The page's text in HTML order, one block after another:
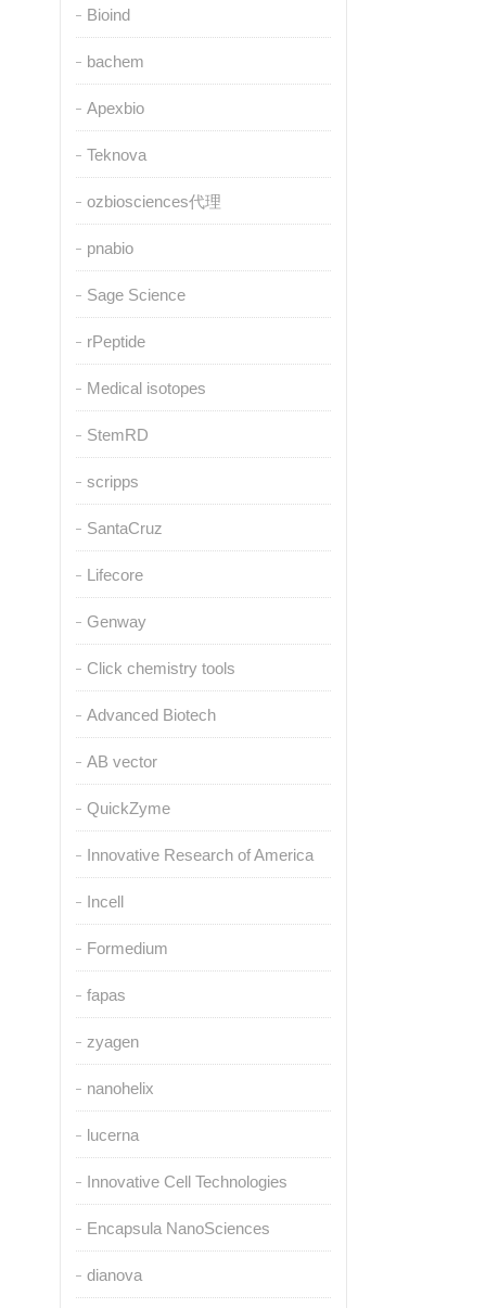
Bioind
bachem
Apexbio
Teknova
ozbiosciences代理
pnabio
Sage Science
rPeptide
Medical isotopes
StemRD
scripps
SantaCruz
Lifecore
Genway
Click chemistry tools
Advanced Biotech
AB vector
QuickZyme
Innovative Research of America
Incell
Formedium
fapas
zyagen
nanohelix
lucerna
Innovative Cell Technologies
Encapsula NanoSciences
dianova